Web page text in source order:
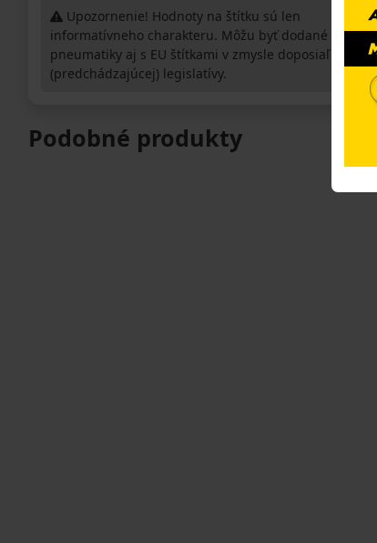
Upozornenie! Hodnoty na štítku sú len
informatívneho charakteru. Môžu byť dodané
pneumatiky aj s EU štítkami v zmysle doposiaľ platnej
(predchádzajúcej) legislatívy.
Podobné produkty